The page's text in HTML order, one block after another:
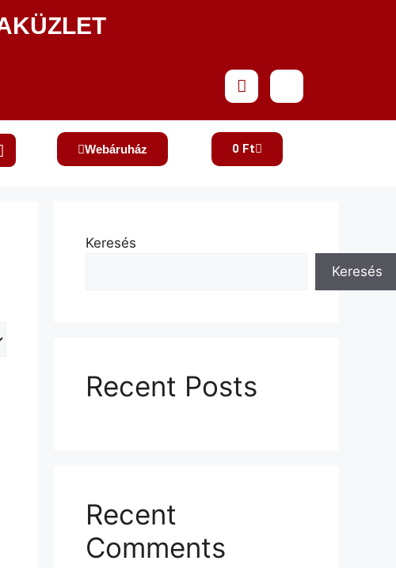
Webáruház 0 Ft
Keresés
Keresés
Recent Posts
Recent
Comments